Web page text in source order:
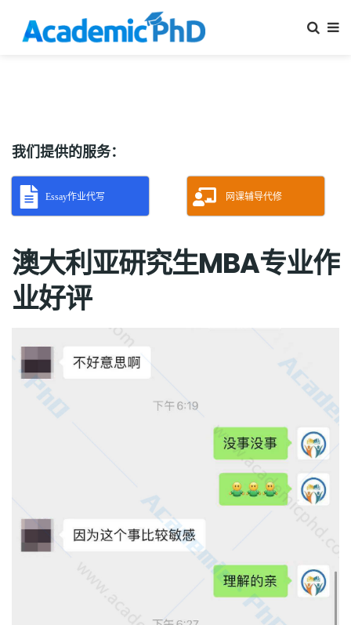
我们提供的服务：
Essay作业代写 网课辅导代修
澳大利亚研究生MBA专业作
业好评